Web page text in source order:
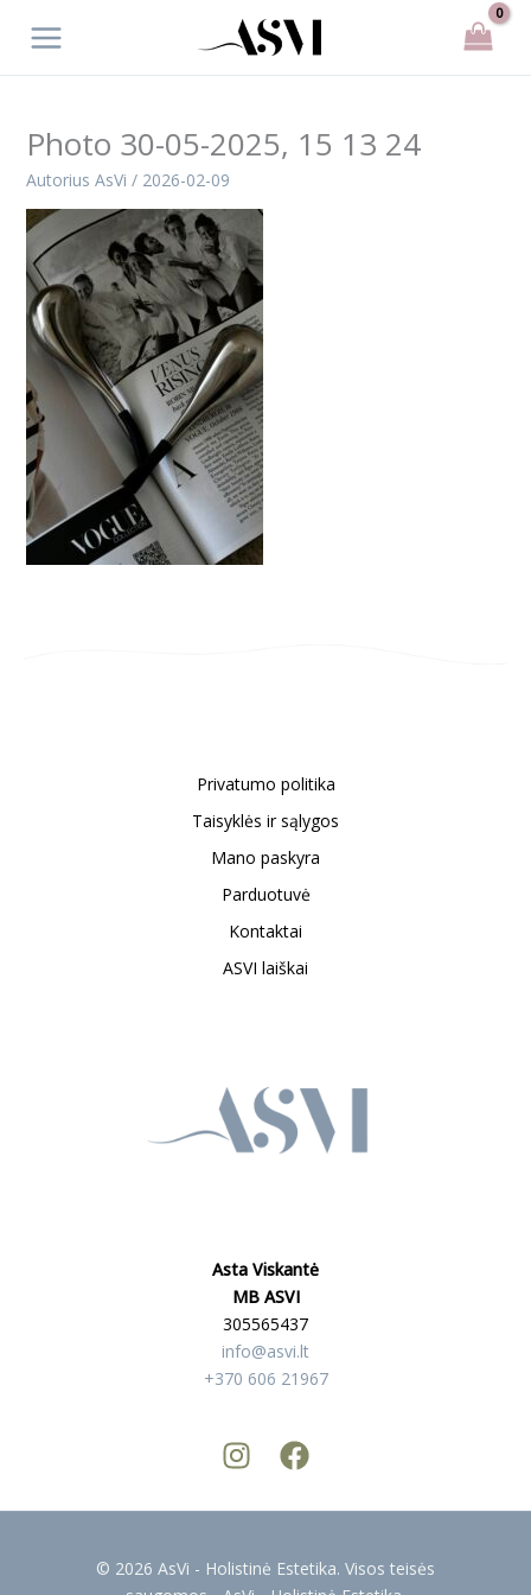
Photo 30-05-2025, 15 13 24
Autorius AsVi / 2026-02-09
Privatumo politika
Taisyklės ir sąlygos
Mano paskyra
Parduotuvė
Kontaktai
ASVI laiškai
Asta Viskantė
MB ASVI
305565437
info@asvi.lt
+370 606 21967
© 2026 AsVi - Holistinė Estetika. Visos teisės